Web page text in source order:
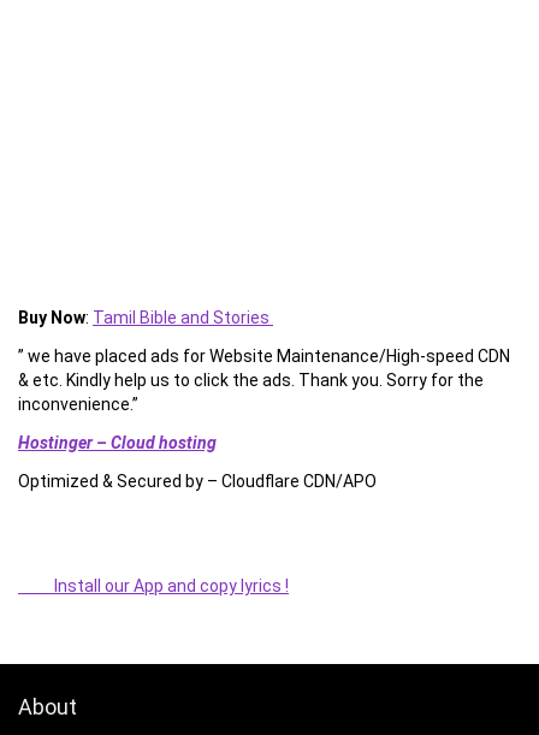
Buy Now: Tamil Bible and Stories
” we have placed ads for Website Maintenance/High-speed CDN
& etc. Kindly help us to click the ads. Thank you. Sorry for the
inconvenience.”
Hostinger – Cloud hosting
Optimized & Secured by – Cloudflare CDN/APO
Install our App and copy lyrics !
About